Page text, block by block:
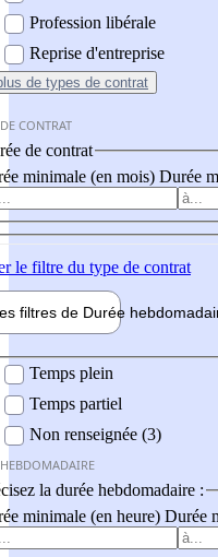
Profession libérale
Reprise d'entreprise
de types de contrat
CONTRAT
de contrat
minimale (en mois) Durée
le filtre du type de contrat
filtres de Durée hebdo
Temps plein
Temps partiel
Non renseignée (3)
la durée hebdomadaire :
minimale (en heure) Durée